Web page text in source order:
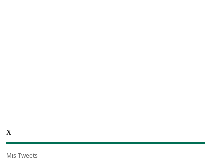
X
Mis Tweets